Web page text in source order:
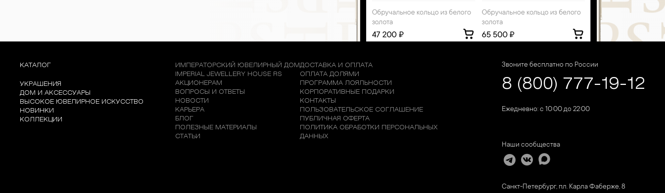
КАТАЛОГ
УКРАШЕНИЯ
ДОМ И АКСЕССУАРЫ
ВЫСОКОЕ ЮВЕЛИРНОЕ ИСКУССТВО
НОВИНКИ
КОЛЛЕКЦИИ
ИМПЕРАТОРСКИЙ ЮВЕЛИРНЫЙ ДОМ
IMPERIAL JEWELLERY HOUSE RS
АКЦИОНЕРАМ
ВОПРОСЫ И ОТВЕТЫ
НОВОСТИ
КАРЬЕРА
БЛОГ
ПОЛЕЗНЫЕ МАТЕРИАЛЫ
СТАТЬИ
ДОСТАВКА И ОПЛАТА
ОПЛАТА ДОЛЯМИ
ПРОГРАММА ЛОЯЛЬНОСТИ
КОРПОРАТИВНЫЕ ПОДАРКИ
КОНТАКТЫ
ПОЛЬЗОВАТЕЛЬСКОЕ СОГЛАШЕНИЕ
ПУБЛИЧНАЯ ОФЕРТА
ПОЛИТИКА ОБРАБОТКИ ПЕРСОНАЛЬНЫХ
ДАННЫХ
Звоните бесплатно по России
8 (800) 777-19-12
Ежедневно: с 10:00 до 22:00
Наши сообщества
Санкт-Петербург, пл. Карла Фаберже, 8